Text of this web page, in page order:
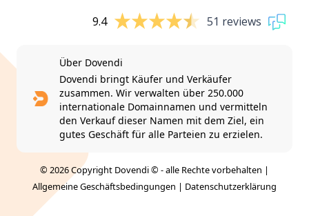
9.4 51 reviews
Über Dovendi
Dovendi bringt Käufer und Verkäufer
zusammen. Wir verwalten über 250.000
internationale Domainnamen und vermitteln
den Verkauf dieser Namen mit dem Ziel, ein
gutes Geschäft für alle Parteien zu erzielen.
© 2026 Copyright Dovendi © - alle Rechte vorbehalten |
Allgemeine Geschäftsbedingungen | Datenschutzerklärung